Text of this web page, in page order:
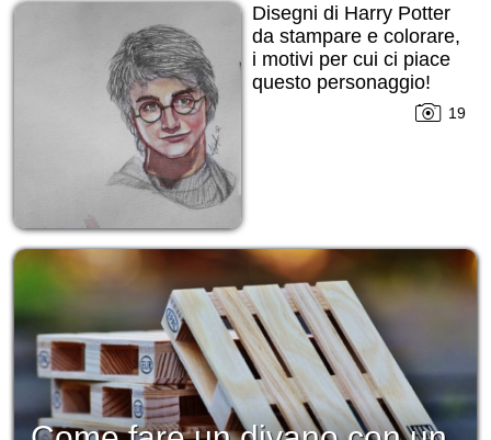
Disegni di Harry Potter
da stampare e colorare,
i motivi per cui ci piace
questo personaggio!
19